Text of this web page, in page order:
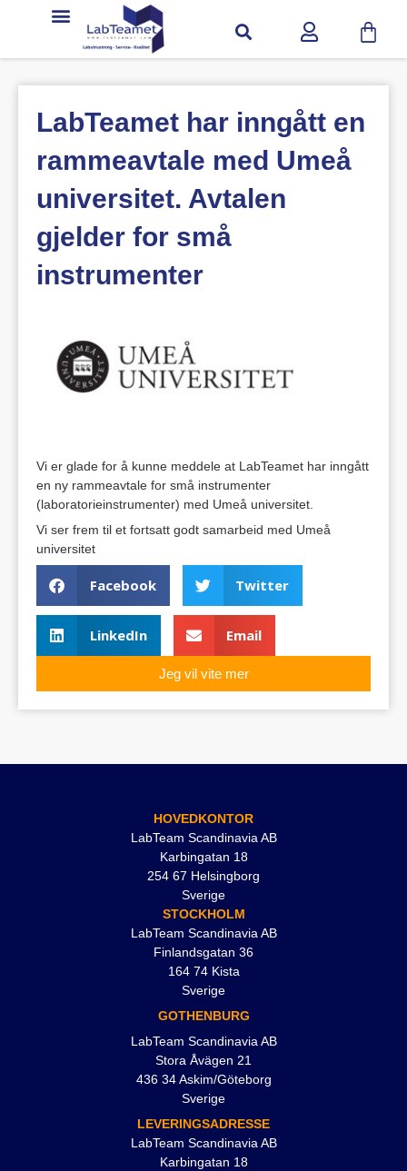
LabTeamet har inngått en
rammeavtale med Umeå
universitet. Avtalen
gjelder for små
instrumenter
Vi er glade for å kunne meddele at LabTeamet har inngått
en ny rammeavtale for små instrumenter
(laboratorieinstrumenter) med Umeå universitet.
Vi ser frem til et fortsatt godt samarbeid med Umeå
universitet
Facebook Twitter
LinkedIn Email
Jeg vil vite mer
HOVEDKONTOR
LabTeam Scandinavia AB
Karbingatan 18
254 67 Helsingborg
Sverige
STOCKHOLM
LabTeam Scandinavia AB
Finlandsgatan 36
164 74 Kista
Sverige
GOTHENBURG
LabTeam Scandinavia AB
Stora Åvägen 21
436 34 Askim/Göteborg
Sverige
LEVERINGSADRESSE
LabTeam Scandinavia AB
Karbingatan 18